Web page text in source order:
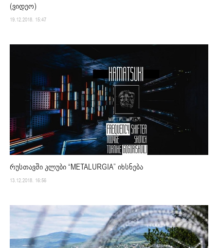
(ვიდეო)
19.12.2018. 15:47
რუსთავში კლუბი “METALURGIA” იხსნება
13.12.2018. 16:56